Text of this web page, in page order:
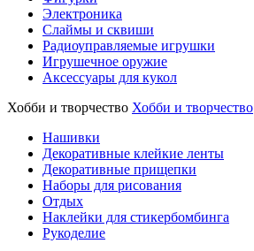
Электроника
Слаймы и сквиши
Радиоуправляемые игрушки
Игрушечное оружие
Аксессуары для кукол
Хобби и творчество Хобби и творчество
Нашивки
Декоративные клейкие ленты
Декоративные прищепки
Наборы для рисования
Отдых
Наклейки для стикербомбинга
Рукоделие